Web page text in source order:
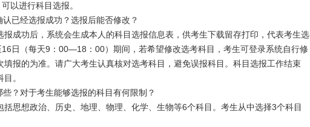
以进行科目选报。
已经选报成功？选报后能否修改？
报成功后，系统会生成本人的科目选报信息表，供考生下载留存打印，代表考生选
日（每天9：00—18：00）期间，若希望修改选考科目，考生可登录系统自行修
填报的为准。请广大考生认真核对选考科目，避免误报科目。科目选报工作结束
。
？对于考生能够选报的科目有何限制？
括思想政治、历史、地理、物理、化学、生物等6个科目。考生从中选择3个科目